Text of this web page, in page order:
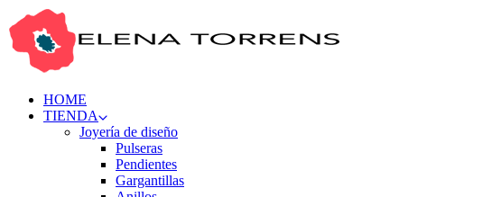
HOME
TIENDA
Joyería de diseño
Pulseras
Pendientes
Gargantillas